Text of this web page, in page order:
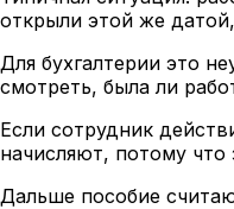
открыли этой же
Для бухгалтерии это
смотреть, была ли
Если сотрудник
начисляют, потому
Дальше пособие